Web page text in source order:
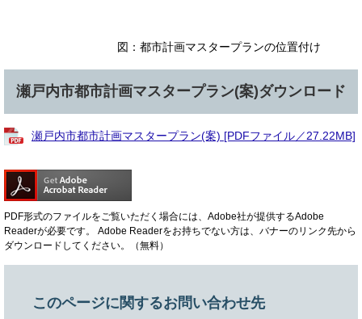
図：都市計画マスタープランの位置付け
瀬戸内市都市計画マスタープラン(案)ダウンロード
瀬戸内市都市計画マスタープラン(案) [PDFファイル／27.22MB]
PDF形式のファイルをご覧いただく場合には、Adobe社が提供するAdobe
Readerが必要です。
Adobe Readerをお持ちでない方は、バナーのリンク先から
ダウンロードしてください。（無料）
このページに関するお問い合わせ先